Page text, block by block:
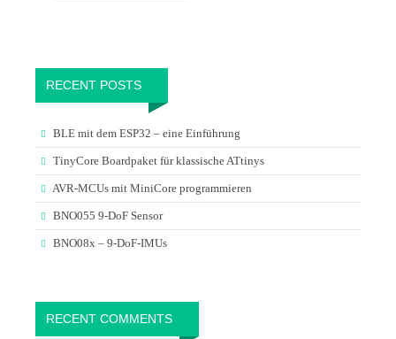
RECENT POSTS
BLE mit dem ESP32 – eine Einführung
TinyCore Boardpaket für klassische ATtinys
AVR-MCUs mit MiniCore programmieren
BNO055 9-DoF Sensor
BNO08x – 9-DoF-IMUs
RECENT COMMENTS